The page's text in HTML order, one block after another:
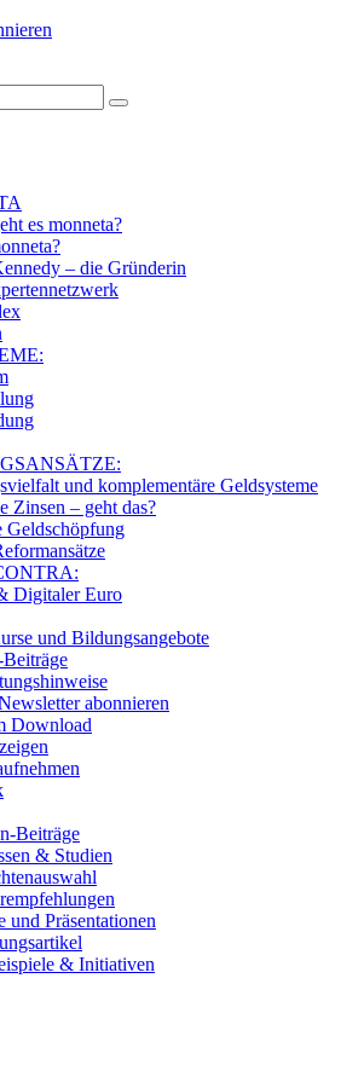
es monneta?
– die Gründerin
und komplementäre Geldsysteme
Zinsen – geht das?
Geldschöpfung
Digitaler Euro
und Bildungsangebote
abonnieren
Download
Beiträge
& Studien
und Präsentationen
& Initiativen